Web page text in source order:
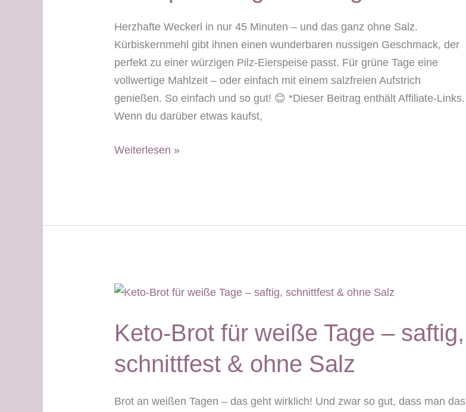
Herzhafte Weckerl in nur 45 Minuten – und das ganz ohne Salz.
Kürbiskernmehl gibt ihnen einen wunderbaren nussigen Geschmack, der
perfekt zu einer würzigen Pilz-Eierspeise passt. Für grüne Tage eine
vollwertige Mahlzeit – oder einfach mit einem salzfreien Aufstrich
genießen. So einfach und so gut! 😊 *Dieser Beitrag enthält Affiliate-Links.
Wenn du darüber etwas kaufst,
Kürbiskernmehl-
Weiterlesen »
Keto-Brot für weiße Tage – saftig,
schnittfest & ohne Salz
Brot an weißen Tagen – das geht wirklich! Und zwar so gut, dass man das